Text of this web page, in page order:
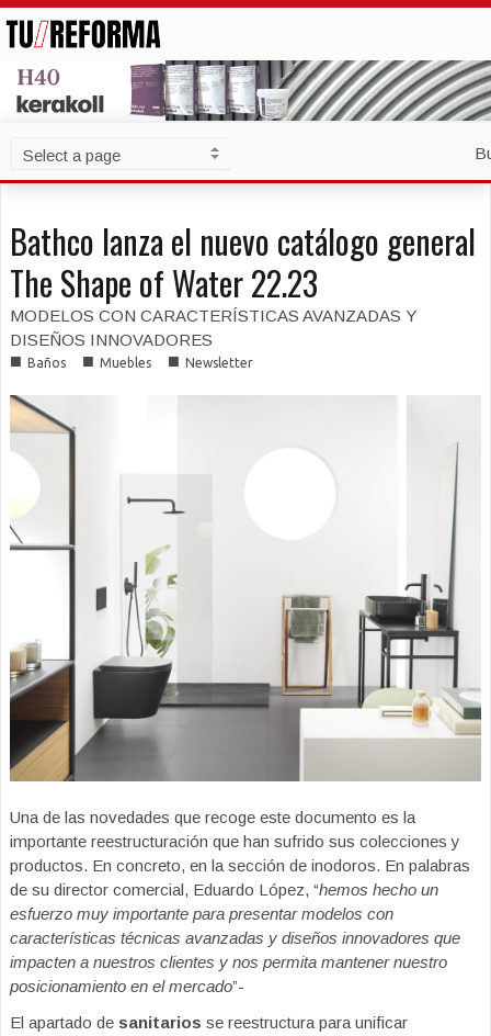
Bathco lanza el nuevo catálogo general
The Shape of Water 22.23
MODELOS CON CARACTERÍSTICAS AVANZADAS Y
DISEÑOS INNOVADORES
■ Baños ■ Muebles ■ Newsletter
Una de las novedades que recoge este documento es la
importante reestructuración que han sufrido sus colecciones y
productos. En concreto, en la sección de inodoros. En palabras
de su director comercial, Eduardo López, “hemos hecho un
esfuerzo muy importante para presentar modelos con
características técnicas avanzadas y diseños innovadores que
impacten a nuestros clientes y nos permita mantener nuestro
posicionamiento en el mercado”-
El apartado de sanitarios se reestructura para unificar